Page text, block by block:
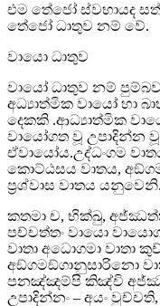
එම තේජෝ ස්වභායද
තේජෝ ධාතුව නම් වේ.
වායො ධාතුව
වායෝ ධාතුව නම්
අධ්‍යාත්මික වායෝ හා
දෙකකි .ආධ්‍යාත්මික
වායෝගත වූ උපාදින්න
ඒවායෝය.උද්ධංගම
කොට්ඨසය වාතය,
ප්‍රශ්වාස වාතය යනුවෙනි.
කතමා ච, භික්ඛු,
පච්චත්තං වායො
වාතා අධොගමා වාතා
අඞ්ගමඞ්ගානුසාරිනො
පනඤ්ඤම්පි කිඤ්චි
උපාදින්නං – අයං